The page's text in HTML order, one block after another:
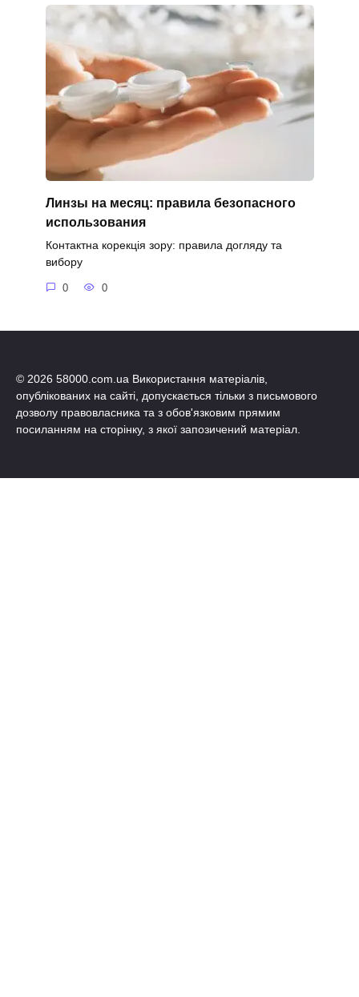
Линзы на месяц: правила безопасного
использования
Контактна корекція зору: правила догляду та
вибору
0 0
© 2026 58000.com.ua Використання матеріалів,
опублікованих на сайті, допускається тільки з письмового
дозволу правовласника та з обов'язковим прямим
посиланням на сторінку, з якої запозичений матеріал.